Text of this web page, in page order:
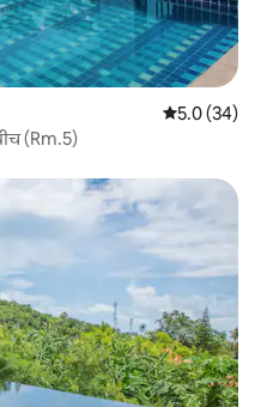
औसत रेटिंग 5
5.0 (34)
(Rm.5)